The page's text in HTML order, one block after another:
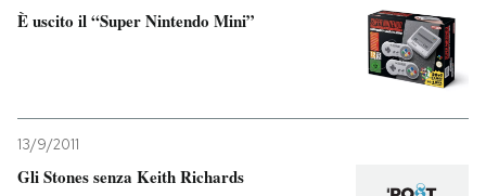
È uscito il “Super Nintendo Mini”
13/9/2011
Gli Stones senza Keith Richards